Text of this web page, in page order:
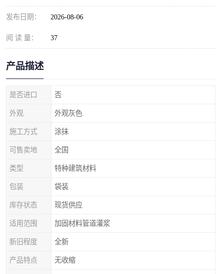
发布日期： 2026-08-06
阅 读 量： 37
产品描述
是否进口 否
外观 外观灰色
施工方式 涂抹
可售卖地 全国
类型 特种建筑材料
包装 袋装
库存状态 现货供应
适用范围 加固材料管道灌浆
新旧程度 全新
产品特点 无收缩